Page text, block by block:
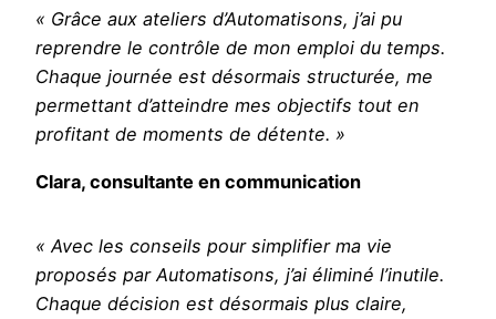
« Grâce aux ateliers d’Automatisons, j’ai pu
reprendre le contrôle de mon emploi du temps.
Chaque journée est désormais structurée, me
permettant d’atteindre mes objectifs tout en
profitant de moments de détente. »
Clara, consultante en communication
« Avec les conseils pour simplifier ma vie
proposés par Automatisons, j’ai éliminé l’inutile.
Chaque décision est désormais plus claire,